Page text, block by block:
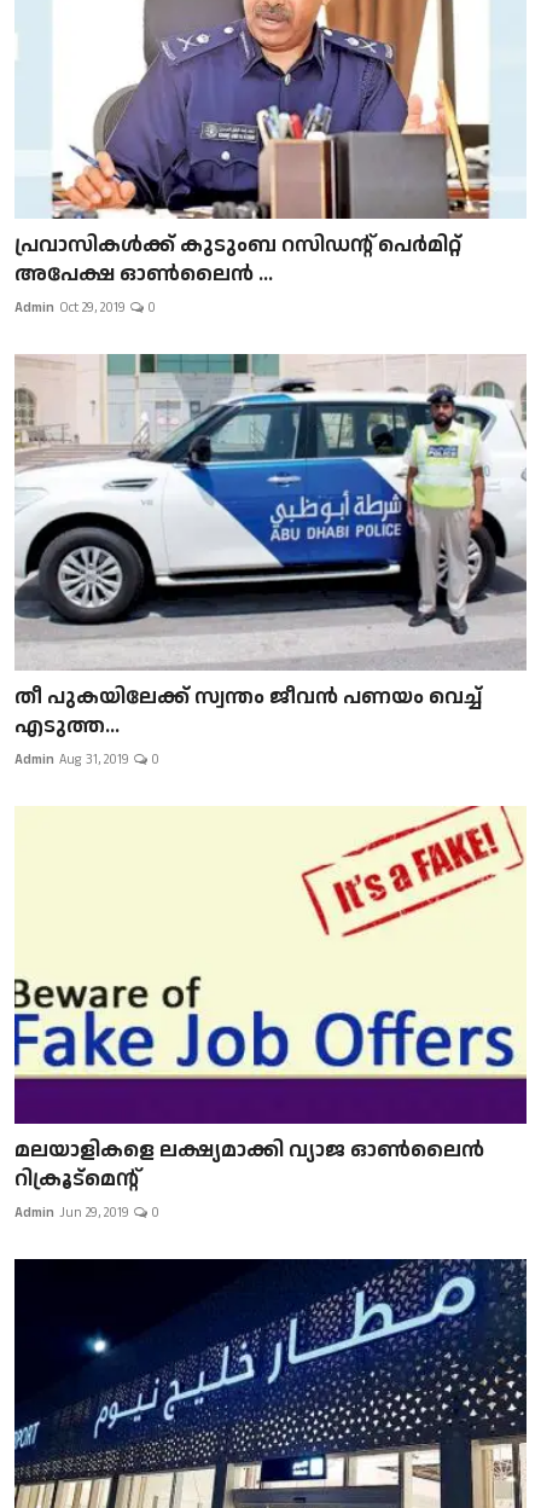
പ്രവാസികള്‍ക്ക് കുടുംബ റസിഡന്റ് പെർമിറ്റ്
അപേക്ഷ ഓൺലൈൻ ...
Admin Oct 29, 2019 0
​​​​​​​തീ പുകയിലേക്ക് സ്വന്തം ജീവന്‍ പണയം വെച്ച്
എടുത്ത...
Admin Aug 31, 2019 0
മലയാളികളെ ലക്ഷ്യമാക്കി വ്യാജ ഓൺലൈൻ
റിക്രൂട്മെന്റ്
Admin Jun 29, 2019 0